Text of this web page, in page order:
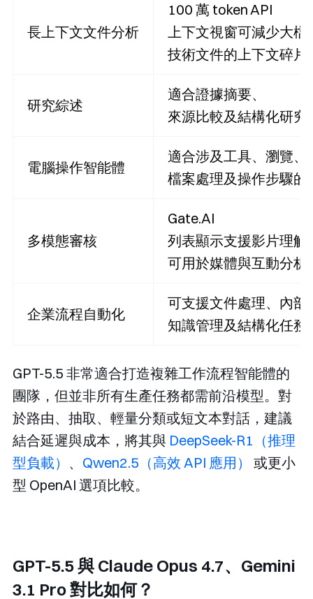
長上下文文件分析
100 萬 token API
上下文視窗可減少大檔
技術文件的上下文碎片
研究綜述
適合證據摘要、
來源比較及結構化研究
電腦操作智能體
適合涉及工具、瀏覽、
檔案處理及操作步驟的
多模態審核
Gate.AI
列表顯示支援影片理解
可用於媒體與互動分析
企業流程自動化
可支援文件處理、內部
知識管理及結構化任務
GPT-5.5 非常適合打造複雜工作流程智能體的
團隊，但並非所有生產任務都需前沿模型。對
於路由、抽取、輕量分類或短文本對話，建議
結合延遲與成本，將其與 DeepSeek-R1（推理
型負載） 、 Qwen2.5（高效 API 應用）
或更小
型 OpenAI 選項比較。
GPT-5.5 與 Claude Opus 4.7、Gemini
3.1 Pro 對比如何？